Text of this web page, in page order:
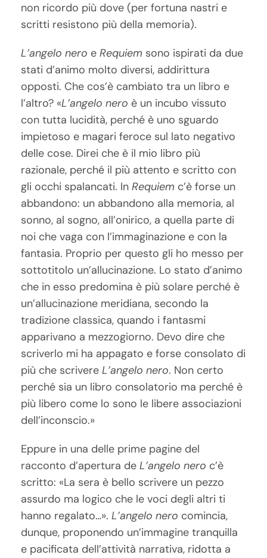
non ricordo più dove (per fortuna nastri e
scritti resistono più della memoria).
L’angelo nero eRequiem sono ispirati da due
stati d’animo molto diversi, addirittura
opposti. Che cos’è cambiato tra un libro e
l’altro? «L’angelo nero è un incubo vissuto
con tutta lucidità, perché è uno sguardo
impietoso e magari feroce sul lato negativo
delle cose. Direi che è il mio libro più
razionale, perché il più attento e scritto con
gli occhi spalancati. InRequiem c’è forse un
abbandono: un abbandono alla memoria, al
sonno, al sogno, all’onirico, a quella parte di
noi che vaga con l’immaginazione e con la
fantasia. Proprio per questo gli ho messo per
sottotitolo un’allucinazione. Lo stato d’animo
che in esso predomina è più solare perché è
un’allucinazione meridiana, secondo la
tradizione classica, quando i fantasmi
apparivano a mezzogiorno. Devo dire che
scriverlo mi ha appagato e forse consolato di
più che scrivereL’angelo nero. Non certo
perché sia un libro consolatorio ma perché è
più libero come lo sono le libere associazioni
dell’inconscio.»
Eppure in una delle prime pagine del
racconto d’apertura deL’angelo nero c’è
scritto: «La sera è bello scrivere un pezzo
assurdo ma logico che le voci degli altri ti
hanno regalato…».L’angelo nero comincia,
dunque, proponendo un’immagine tranquilla
e pacificata dell’attività narrativa, ridotta a